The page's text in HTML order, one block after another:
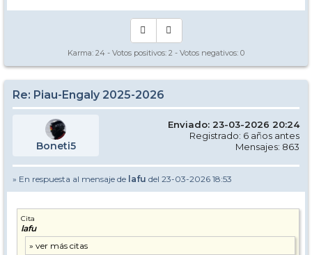
Karma: 24 - Votos positivos: 2 - Votos negativos: 0
Re: Piau-Engaly 2025-2026
Boneti5
Enviado: 23-03-2026 20:24
Registrado: 6 años antes
Mensajes: 863
» En respuesta al mensaje de lafu del 23-03-2026 18:53
Cita
lafu